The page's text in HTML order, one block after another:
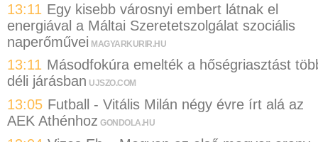
13:11 Egy kisebb városnyi embert látnak el
energiával a Máltai Szeretetszolgálat szociális
naperőművei MAGYARKURIR.HU
13:11 Másodfokúra emelték a hőségriasztást
déli járásban UJSZO.COM
13:05 Futball - Vitális Milán négy évre írt alá az
AEK Athénhoz GONDOLA.HU